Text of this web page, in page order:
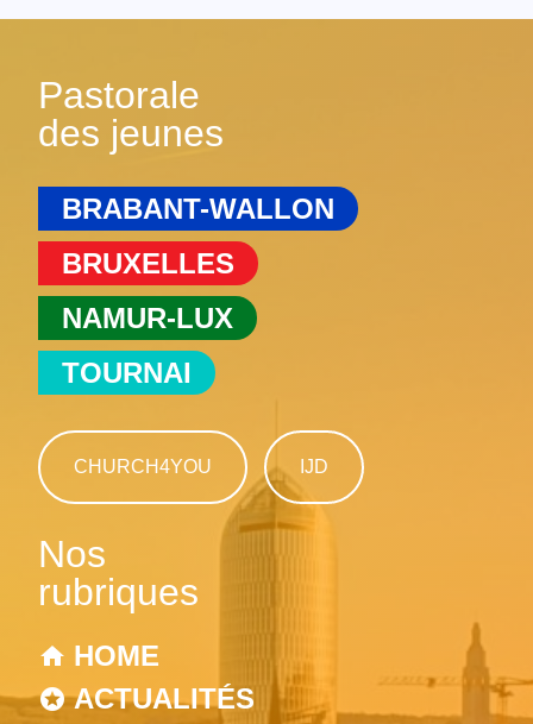
Pastorale
des jeunes
BRABANT-WALLON
BRUXELLES
NAMUR-LUX
TOURNAI
CHURCH4YOU IJD
Nos
rubriques
HOME
ACTUALITÉS